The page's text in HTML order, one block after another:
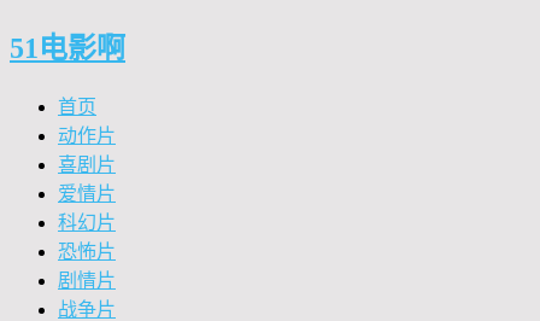
51电影啊
首页
动作片
喜剧片
爱情片
科幻片
恐怖片
剧情片
战争片